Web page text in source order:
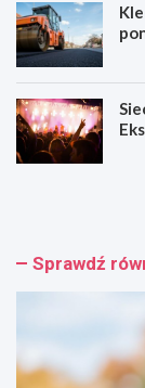
Z
r
a
T
a
p
Sprawdź